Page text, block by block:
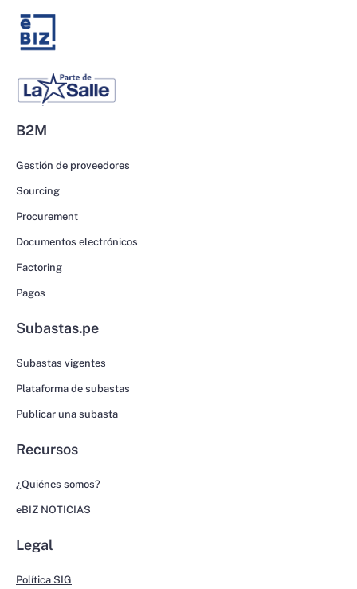
B2M
Gestión de proveedores
Sourcing
Procurement
Documentos electrónicos
Factoring
Pagos
Subastas.pe
Subastas vigentes
Plataforma de subastas
Publicar una subasta
Recursos
¿Quiénes somos?
eBIZ NOTICIAS
Legal
Política SIG